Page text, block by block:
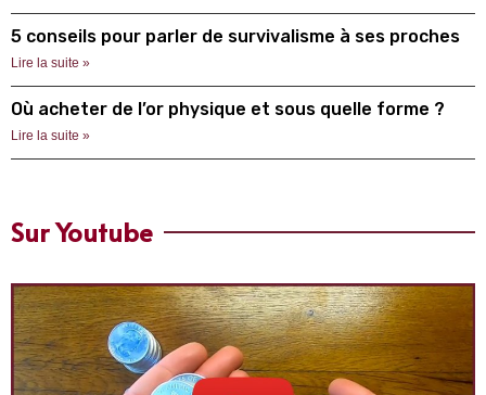
5 conseils pour parler de survivalisme à ses proches
Lire la suite »
Où acheter de l’or physique et sous quelle forme ?
Lire la suite »
Sur Youtube